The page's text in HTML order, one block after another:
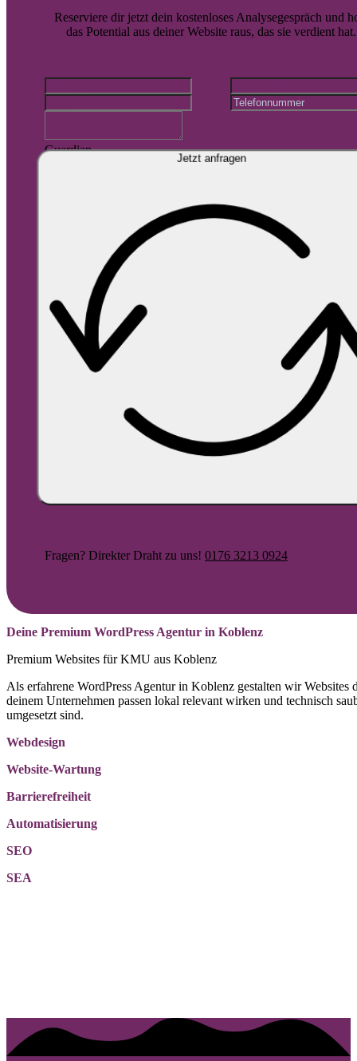
Deine Premium WordPress Agentur in Koblenz
Premium Websites für KMU aus Koblenz
Als erfahrene WordPress Agentur in Koblenz gestalten wir Websites
deinem Unternehmen passen lokal relevant wirken und technisch
umgesetzt sind.
Webdesign
Website-Wartung
Barrierefreiheit
Automatisierung
SEO
SEA
Reserviere dir jetzt dein kostenloses Analysegespräch und
das Potential aus deiner Website raus, das sie verdient hat.
Guardian
Jetzt anfragen
Fragen? Direkter Draht zu uns! 0176 3213 0924